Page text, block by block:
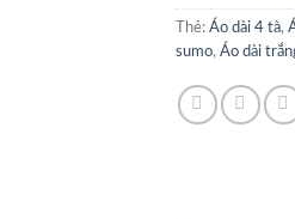
Thẻ: Áo dài 4 tà,
sumo, Áo dài